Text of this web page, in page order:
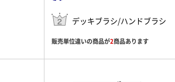
デッキブラシ/ハンドブラシ
販売単位違いの商品が2商品あります